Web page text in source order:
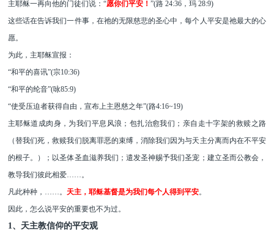
主耶稣一再向他的门徒们说： “愿你们平安！ ”(路 24:36，玛 28:9)
这些话在告诉我们一件事，在祂的无限慈悲的圣心中，每个人平安是祂最大的心
愿。
为此，主耶稣宣报：
“和平的喜讯”(宗10:36)
“和平的纶音”(咏85:9)
“使受压迫者获得自由，宣布上主恩慈之年”(路4:16~19)
主耶稣道成肉身，为我们平息风浪；包扎治愈我们；亲自走十字架的救赎之路
（替我们死，救赎我们脱离罪恶的束缚，消除我们因为与天主分离而内在不平安
的根子。）；以圣体圣血滋养我们；遣发圣神赐予我们圣宠；建立圣而公教会，
教导我们彼此相爱……。
凡此种种， ……。 天主，耶稣基督是为我们每个人得到平安。
因此，怎么说平安的重要也不为过。
1、天主教信仰的平安观